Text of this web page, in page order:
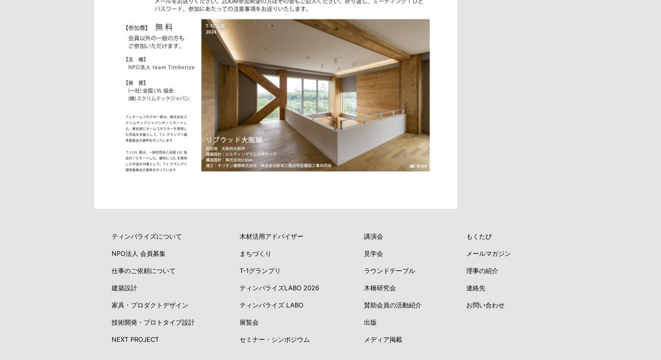
ティンバライズについて
NPO法人 会員募集
仕事のご依頼について
建築設計
家具・プロダクトデザイン
技術開発・プロトタイプ設計
NEXT PROJECT
木材活用アドバイザー
まちづくり
T-1グランプリ
ティンバライズLABO 2026
ティンバライズ LABO
展覧会
セミナー・シンポジウム
講演会
見学会
ラウンドテーブル
木橋研究会
賛助会員の活動紹介
出版
メディア掲載
もくたび
メールマガジン
理事の紹介
連絡先
お問い合わせ